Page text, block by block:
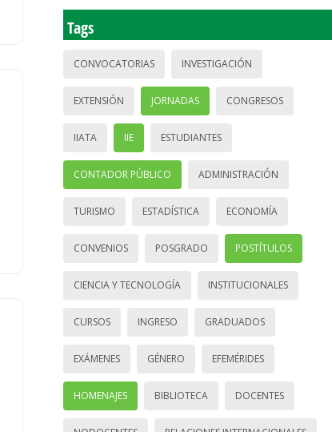
Tags
CONVOCATORIAS INVESTIGACIÓN
EXTENSIÓN JORNADAS CONGRESOS
IIATA IIE ESTUDIANTES
CONTADOR PÚBLICO ADMINISTRACIÓN
TURISMO ESTADÍSTICA ECONOMÍA
CONVENIOS POSGRADO POSTÍTULOS
CIENCIA Y TECNOLOGÍA INSTITUCIONALES
CURSOS INGRESO GRADUADOS
EXÁMENES GÉNERO EFEMÉRIDES
HOMENAJES BIBLIOTECA DOCENTES